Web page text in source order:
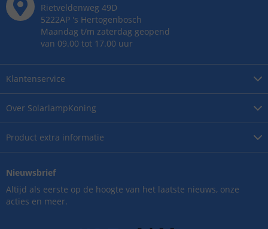
Over SolarlampKoning
Product extra informatie
Klantenservice
Rietveldenweg 49D
5222AP 's Hertogenbosch
Maandag t/m zaterdag geopend
van 09.00 tot 17.00 uur
Nieuwsbrief
Altijd als eerste op de hoogte van het laatste nieuws, onze
acties en meer.